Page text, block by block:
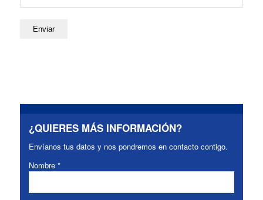
¿QUIERES MÁS INFORMACIÓN?
Envíanos tus datos y nos pondremos en contacto contigo.
Nombre *